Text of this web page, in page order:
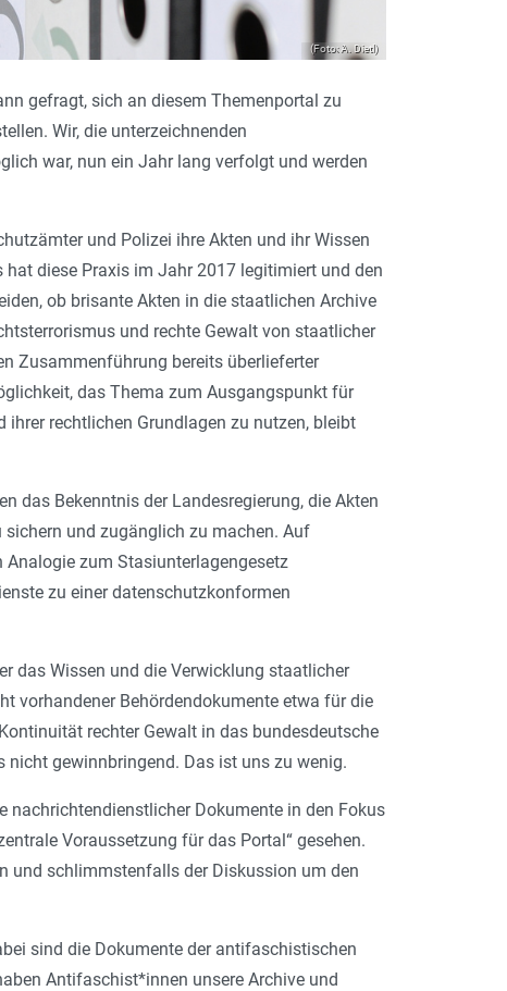
(Foto: A. Dietl)
gefragt, sich an diesem Themenportal zu
Wir, die unterzeichnenden
war, nun ein Jahr lang verfolgt und werden
und Polizei ihre Akten und ihr Wissen
diese Praxis im Jahr 2017 legitimiert und den
ob brisante Akten in die staatlichen Archive
und rechte Gewalt von staatlicher
Zusammenführung bereits überlieferter
das Thema zum Ausgangspunkt für
ihrer rechtlichen Grundlagen zu nutzen, bleibt
das Bekenntnis der Landesregierung, die Akten
und zugänglich zu machen. Auf
Analogie zum Stasiunterlagengesetz
zu einer datenschutzkonformen
das Wissen und die Verwicklung staatlicher
vorhandener Behördendokumente etwa für die
rechter Gewalt in das bundesdeutsche
nicht gewinnbringend. Das ist uns zu wenig.
Dokumente in den Fokus
Voraussetzung für das Portal“ gesehen.
und schlimmstenfalls der Diskussion um den
sind die Dokumente der antifaschistischen
Antifaschist*innen unsere Archive und